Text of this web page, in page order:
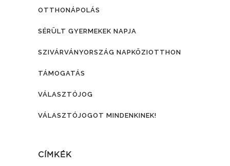
OTTHONÁPOLÁS
SÉRÜLT GYERMEKEK NAPJA
SZIVÁRVÁNYORSZÁG NAPKÖZIOTTHON
TÁMOGATÁS
VÁLASZTÓJOG
VÁLASZTÓJOGOT MINDENKINEK!
CÍMKÉK